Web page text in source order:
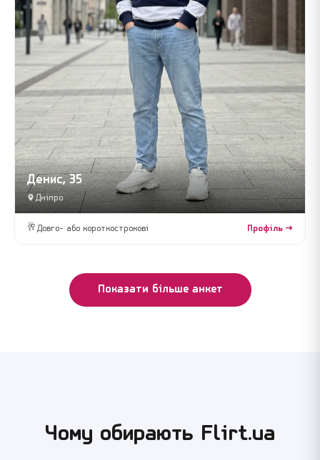
Денис, 35
Дніпро
🥂 Довго- або короткострокові Профіль →
Показати більше анкет
Чому обирають Flirt.ua